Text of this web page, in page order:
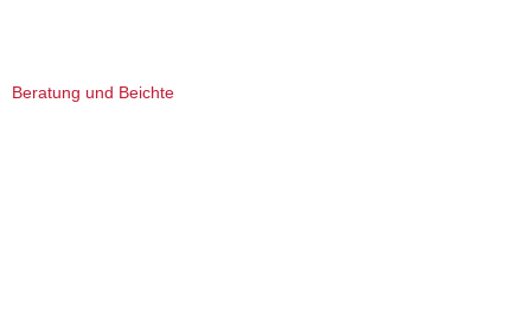
Beratung und Beichte